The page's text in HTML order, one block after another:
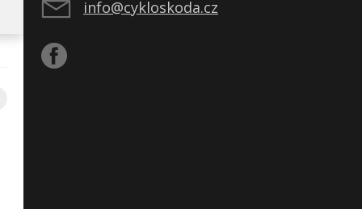
info@cykloskoda.cz